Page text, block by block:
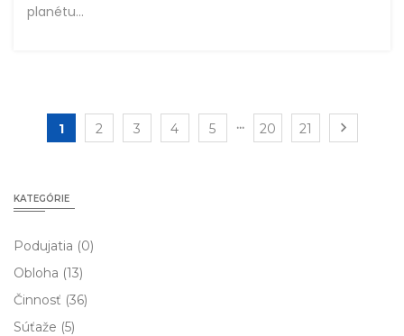
planétu...
1 2 3 4 5 ... 20 21
KATEGÓRIE
Podujatia (0)
Obloha (13)
Činnosť (36)
Súťaže (5)